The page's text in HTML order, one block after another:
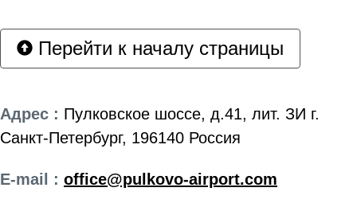
Перейти к началу страницы
Адрес : Пулковское шоссе, д.41, лит. ЗИ г.
Санкт-Петербург, 196140 Россия
E-mail : office@pulkovo-airport.com